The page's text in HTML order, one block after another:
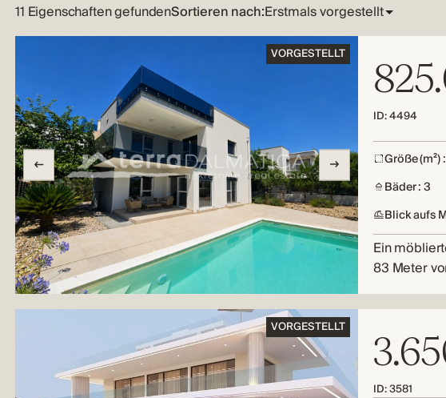
11 Eigenschaften gefundenSortieren nach:
VORGESTELLT
ID: 4494
Größe (m²)
Bäder : 3
Blick aufs
Ein
83 Meter
VORGESTELLT
ID: 3581